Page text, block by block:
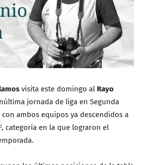
visita este domingo al Rayo
jornada de liga en Segunda
con ambos equipos ya descendidos a
categoría en la que lograron el